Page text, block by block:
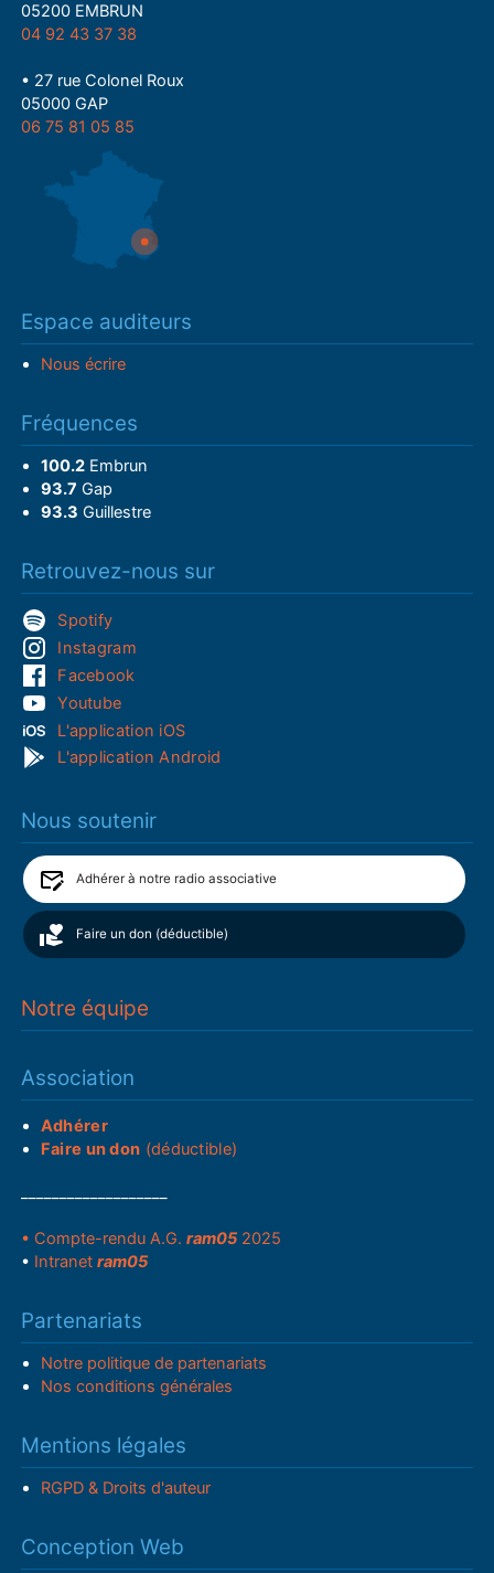
05200 EMBRUN
04 92 43 37 38
• 27 rue Colonel Roux
05000 GAP
06 75 81 05 85
Espace auditeurs
Nous écrire
Fréquences
100.2Embrun
93.7 Gap
93.3 Guillestre
Retrouvez-nous sur
Spotify
Instagram
Facebook
Youtube
L'application iOS
L'application Android
Nous soutenir
Adhérer à notre radio associative
Faire un don (déductible)
Notre équipe
Association
Adhérer
Faire un don (déductible)
• Compte-rendu A.G.ram05 2025
• Intranetram05
Partenariats
Notre politique de partenariats
Nos conditions générales
Mentions légales
RGPD & Droits d'auteur
Conception Web